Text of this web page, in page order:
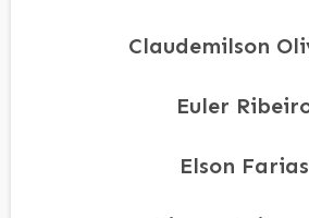
Claudemilson
Euler
Elson Farias